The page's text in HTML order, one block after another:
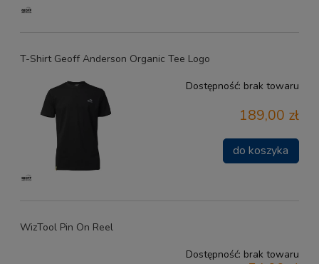
T-Shirt Geoff Anderson Organic Tee Logo
Dostępność: brak towaru
189,00 zł
do koszyka
WizTool Pin On Reel
Dostępność: brak towaru